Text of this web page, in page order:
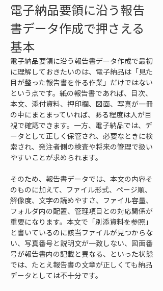
電子納品要領に沿う報告
書データ作成で押さえる
基本
電子納品要領に沿う報告書データ作成で最初
に理解しておきたいのは、電子納品は「見た
目が整った報告書を作る作業」だけではない
という点です。紙の報告書であれば、目次、
本文、添付資料、押印欄、図面、写真が一冊
の中にまとまっていれば、ある程度は人が目
視で確認できます。一方、電子納品では、デ
ータとして正しく保管され、必要なときに検
索され、発注者側の検査や将来の管理で扱い
やすいことが求められます。
そのため、報告書データでは、本文の内容そ
のものに加えて、ファイル形式、ページ順、
解像度、文字の読めやすさ、ファイル容量、
フォルダ内の配置、管理項目との対応関係が
重要になります。本文で「別添資料を参照」
と書いているのに該当ファイルが見つからな
い、写真番号と説明文が一致しない、図面番
号が報告書内の記載と異なる、といった状態
では、たとえ報告書の文章が正しくても納品
データとしては不十分です。